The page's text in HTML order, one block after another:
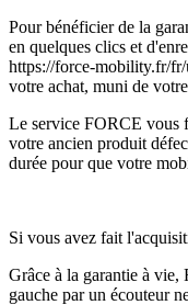
Pour bénéficier de la
en quelques clics et
https://force-mobility.fr/fr/
votre achat, muni de
Le service FORCE vous
votre ancien produit
durée pour que votre
Si vous avez fait
Grâce à la garantie à
gauche par un écouteur